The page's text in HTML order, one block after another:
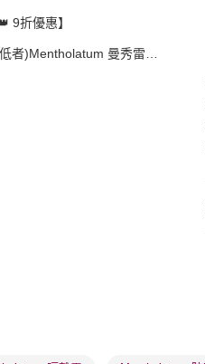
9折優惠】
者)Mentholatum 曼秀雷敦